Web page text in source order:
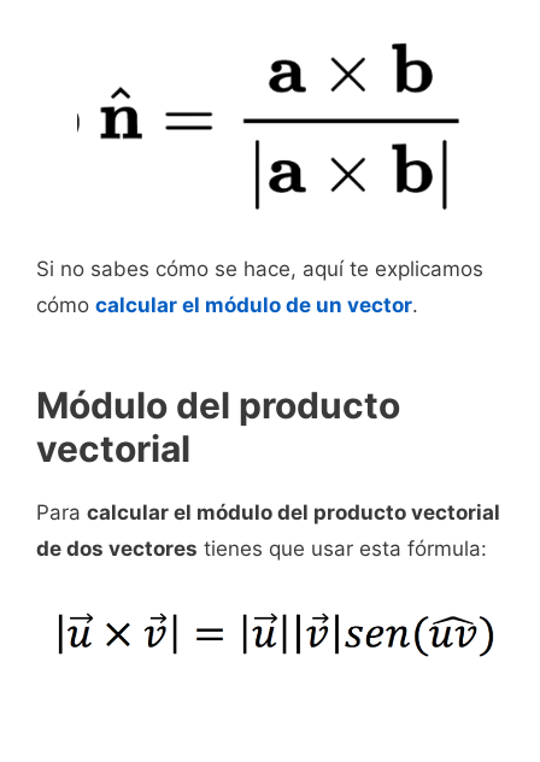
Si no sabes cómo se hace, aquí te explicamos
cómo calcular el módulo de un vector.
Módulo del producto
vectorial
Para calcular el módulo del producto vectorial
de dos vectores tienes que usar esta fórmula: